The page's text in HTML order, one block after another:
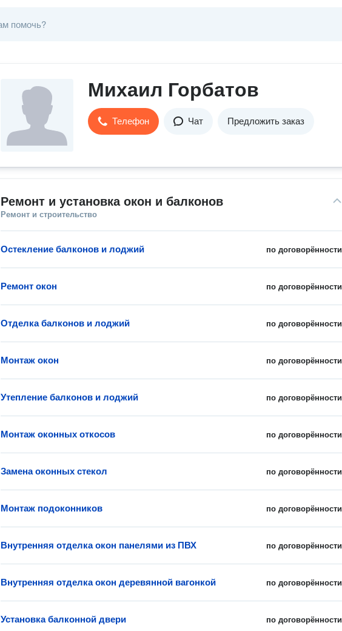
Михаил Горбатов
Телефон Чат Предложить заказ
Ремонт и установка окон и балконов
Ремонт и строительство
по договорённости
Остекление балконов и лоджий
по договорённости
Ремонт окон
по договорённости
Отделка балконов и лоджий
по договорённости
Монтаж окон
по договорённости
Утепление балконов и лоджий
по договорённости
Монтаж оконных откосов
по договорённости
Замена оконных стекол
по договорённости
Монтаж подоконников
по договорённости
Внутренняя отделка окон панелями из ПВХ
по договорённости
Внутренняя отделка окон деревянной вагонкой
по договорённости
Установка балконной двери